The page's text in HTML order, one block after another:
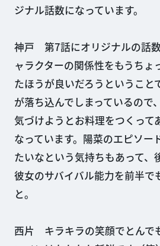
ジナル話数になっています。
神戸 第7話にオリジナルの話
ャラクターの関係性をもうちょ
たほうが良いだろうということ
が落ち込んでしまっているので
気づけようとお料理をつくって
なっています。陽菜のエピソー
たいなという気持ちもあって、
彼女のサバイバル能力を前半で
と。
西片 キラキラの笑顔でとんで